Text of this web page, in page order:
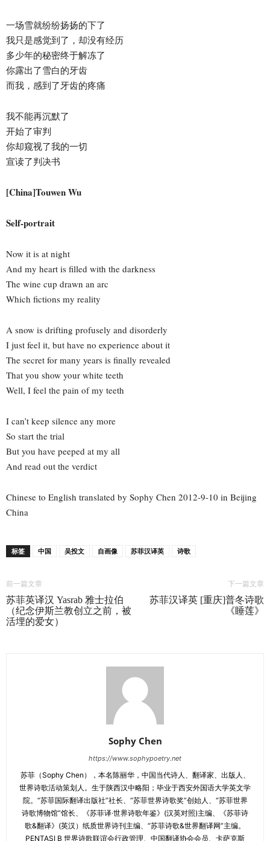
一场雪就纷纷扬扬的下了
我只是感觉到了，却没有经历
多少年的秘密终于解冻了
你露出了雪白的牙齿
而我，感到了牙齿的疼痛
我不能再沉默了
开始了审判
你却窥视了我的一切
宣读了判决书
[China]Touwen Wu
Self-portrait
Now it is at night
And my heart is filled with the darkness
The wine cup drawn an arc
Which fictions my reality
A snow is drifting profusely and disorderly
I just feel it, but have no experience about it
The secret for many years is finally revealed
That you show your white teeth
Well, I feel the pain of my teeth
I can’t keep silence any more
So start the trial
But you have peeped at my all
And read out the verdict
Chinese to English translated by Sophy Chen 2012-9-10 in Beijing
China
标签 中国 吴投文 自画像 苏菲汉译英 诗歌
前一篇文章
苏菲英译汉 Yasrab 雅士拉伯
（纪念伊斯兰教创立之前，被
活埋的爱女）
下一篇文章
苏菲汉译英 [重庆]普冬诗歌
《睡莲》
Sophy Chen
https://www.sophypoetry.net
苏菲（Sophy Chen），本名陈丽华，中国当代诗人、翻译家、出版人、
世界诗歌活动策划人。生于陕西汉中略阳；毕业于西安外国语大学英文学
院。“苏菲国际翻译出版社”社长、“苏菲世界诗歌奖”创始人、“苏菲世界
诗歌博物馆”馆长、《苏菲译·世界诗歌年鉴》(汉英对照)主编、《苏菲诗
歌&翻译》(英汉）纸质世界诗刊主编、“苏菲诗歌&世界翻译网”主编。
PENTASI B 世界诗歌联谊会行政管理、中国翻译协会会员、卡萨克斯